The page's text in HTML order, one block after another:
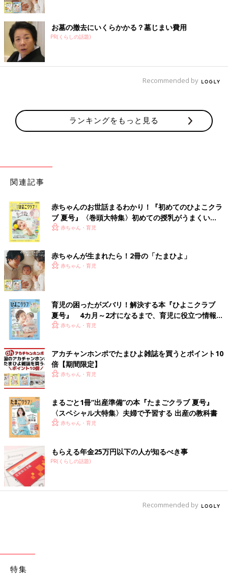
お墓の撤去にいくらかかる？墓じまい費用
PR(くらしの話題)
Recommended by
ランキングをもっと見る
関連記事
赤ちゃんのお世話まるわかり！『初めてのひよこクラ
ブ 夏号』〈巻頭大特集〉初めての授乳がうまくい
く！ おっぱい・ミルクの基本と夏のトラブル 解決テ
赤ちゃん・育児
赤ちゃんが生まれたら！2冊の「たまひよ」
赤ちゃん・育児
育児の困ったがズバリ！解決する本『ひよこクラブ
夏号』 4カ月～2才になるまで、育児に役立つ情報が
いっぱい！
赤ちゃん・育児
アカチャンホンポでたまひよ雑誌を買うとポイント10
倍【期間限定】
赤ちゃん・育児
まるごと1冊“出産準備”の本『たまごクラブ 夏号』
〈スペシャル大特集〉夫婦で予習する 出産の教科書
赤ちゃん・育児
もらえる年金25万円以下の人が知るべき事
PR(くらしの話題)
Recommended by
特集